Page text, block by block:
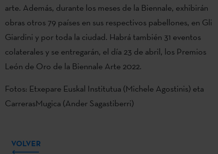
arte. Además, durante los meses de la Biennale, exhibirán
obras otros 79 países en sus respectivos pabellones, en Gli
Giardini y por toda la ciudad. Habrá también 31 eventos
colaterales y se entregarán, el día 23 de abril, los Premios
León de Oro de la Biennale Arte 2022.
Fotos: Etxepare Euskal Institutua (Michele Agostinis) eta
CarrerasMugica (Ander Sagastiberri)
VOLVER